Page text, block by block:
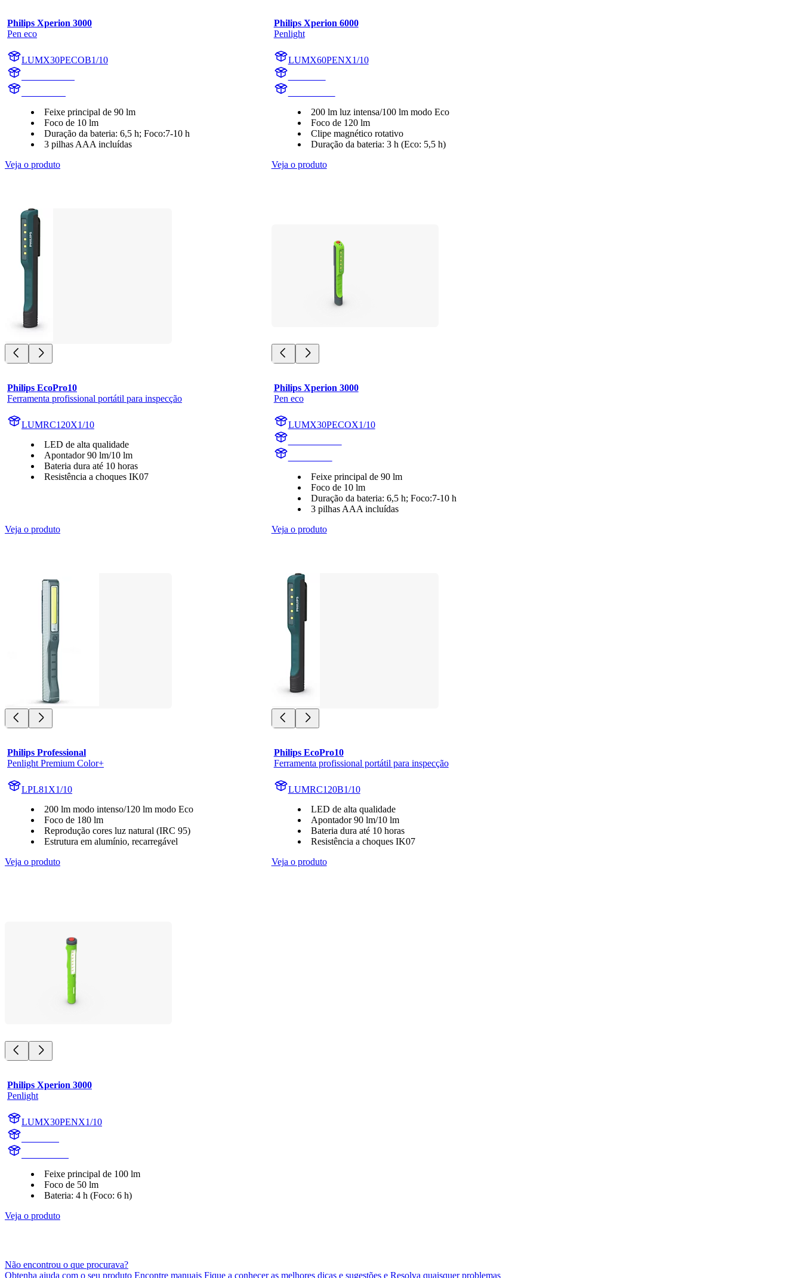
Philips Xperion 3000
Pen eco
LUMX30PECOB1/10
Feixe principal de 90 lm
Foco de 10 lm
Duração da bateria: 6,5 h; Foco:7-10 h
3 pilhas AAA incluídas
Veja o produto
Philips Xperion 6000
Penlight
LUMX60PENX1/10
200 lm luz intensa/100 lm modo Eco
Foco de 120 lm
Clipe magnético rotativo
Duração da bateria: 3 h (Eco: 5,5 h)
Veja o produto
Philips EcoPro10
Ferramenta profissional portátil para inspecção
LUMRC120X1/10
LED de alta qualidade
Apontador 90 lm/10 lm
Bateria dura até 10 horas
Resistência a choques IK07
Veja o produto
Philips Xperion 3000
Pen eco
LUMX30PECOX1/10
Feixe principal de 90 lm
Foco de 10 lm
Duração da bateria: 6,5 h; Foco:7-10 h
3 pilhas AAA incluídas
Veja o produto
Philips Professional
Penlight Premium Color+
LPL81X1/10
200 lm modo intenso/120 lm modo Eco
Foco de 180 lm
Reprodução cores luz natural (IRC 95)
Estrutura em alumínio, recarregável
Veja o produto
Philips EcoPro10
Ferramenta profissional portátil para inspecção
LUMRC120B1/10
LED de alta qualidade
Apontador 90 lm/10 lm
Bateria dura até 10 horas
Resistência a choques IK07
Veja o produto
Philips Xperion 3000
Penlight
LUMX30PENX1/10
Feixe principal de 100 lm
Foco de 50 lm
Bateria: 4 h (Foco: 6 h)
Veja o produto
Não encontrou o que procurava?
Obtenha ajuda com o seu produto Encontre manuais Fique a conhecer as melhores dicas e sugestões e Resolva quaisquer problemas